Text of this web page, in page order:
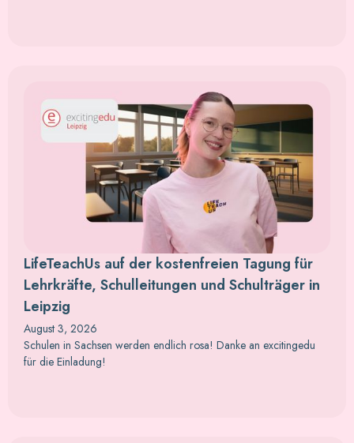
LifeTeachUs auf der kostenfreien Tagung für
Lehrkräfte, Schulleitungen und Schulträger in
Leipzig
August 3, 2026
Schulen in Sachsen werden endlich rosa! Danke an excitingedu
für die Einladung!